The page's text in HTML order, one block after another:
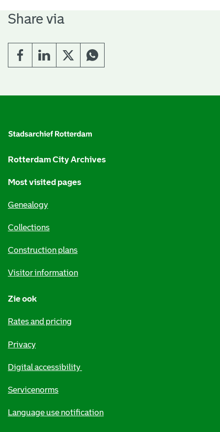
Share via
m
Rotterdam City Archives
Most visited pages
Genealogy
Collections
Construction plans
Visitor information
Zie ook
Rates and pricing
Privacy
Digital accessibility
Servicenorms
Language use notification